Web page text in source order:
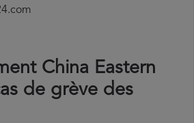
China Eastern
de grève des